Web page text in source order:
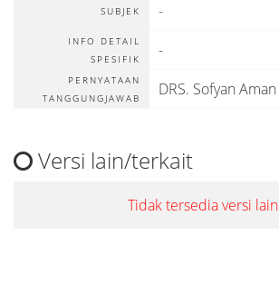
SUBJEK -
INFO DETAIL
SPESIFIK
-
PERNYATAAN
TANGGUNGJAWAB
DRS. Sofyan Aman
Versi lain/terkait
Tidak tersedia versi lain